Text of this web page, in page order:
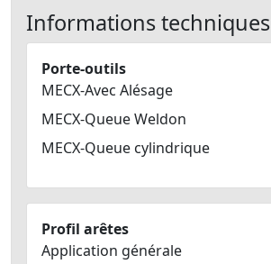
Informations techniques
Porte-outils
MECX-Avec Alésage
MECX-Queue Weldon
MECX-Queue cylindrique
Profil arêtes
Application générale